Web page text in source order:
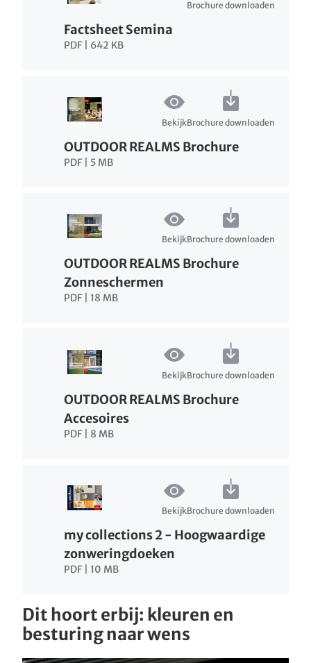
Brochure downloaden
Factsheet Semina
PDF | 642 KB
BekijkBrochure downloaden
OUTDOOR REALMS Brochure
PDF | 5 MB
BekijkBrochure downloaden
OUTDOOR REALMS Brochure
Zonneschermen
PDF | 18 MB
BekijkBrochure downloaden
OUTDOOR REALMS Brochure
Accesoires
PDF | 8 MB
BekijkBrochure downloaden
my collections 2 - Hoogwaardige
zonweringdoeken
PDF | 10 MB
Dit hoort erbij: kleuren en
besturing naar wens